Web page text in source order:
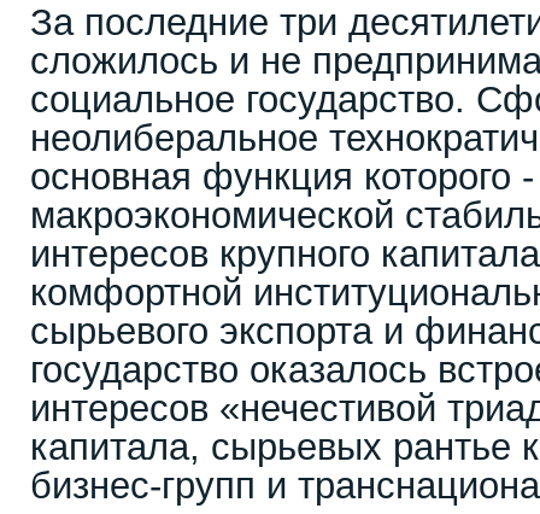
За последние три
сложилось и не
социальное государство.
неолиберальное
основная функция которого
макроэкономической
интересов крупного
комфортной
сырьевого экспорта и
государство оказалось
интересов «нечестивой
капитала, сырьевых рантье
бизнес-групп и